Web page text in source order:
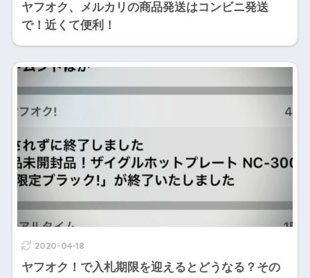
ヤフオク、メルカリの商品発送はコンビニ発送
で！近くて便利！
2020-04-18
ヤフオク！で入札期限を迎えるとどうなる？その